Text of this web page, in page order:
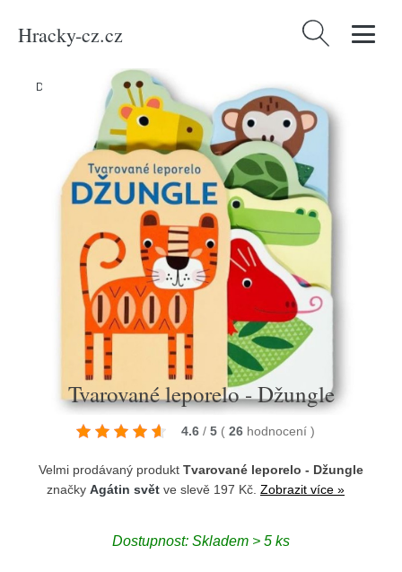
Hracky-cz.cz Vyhledávání
Domů Produkty /Média/Knihy Tvarované leporelo - Džungle
Tvarované leporelo - Džungle
4.6 / 5 ( 26 hodnocení )
Velmi prodávaný produkt Tvarované leporelo - Džungle
značky Agátin svět ve slevě 197 Kč. Zobrazit více »
Dostupnost: Skladem > 5 ks